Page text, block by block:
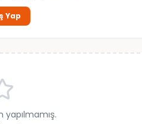
Yap
yapılmamış.